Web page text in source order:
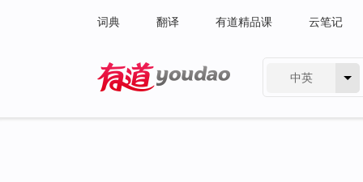
词典 翻译 有道精品课 云笔记
中英